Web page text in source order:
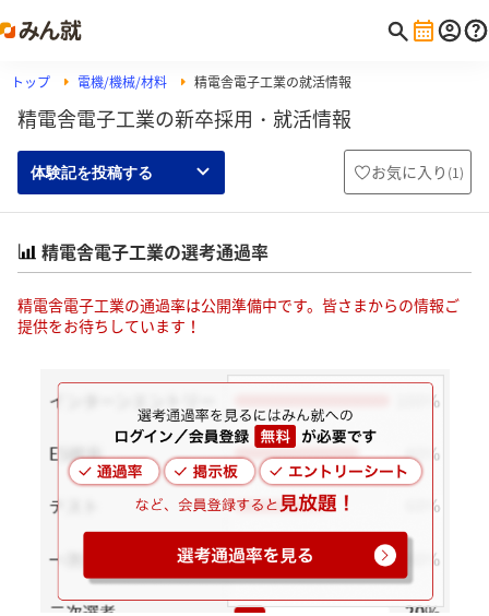
トップ 電機/機械/材料 精電舎電子工業の就活情報
精電舎電子工業の新卒採用・就活情報
体験記を投稿する お気に入り (1)
精電舎電子工業の選考通過率
精電舎電子工業の通過率は公開準備中です。皆さまからの情報ご
提供をお待ちしています！